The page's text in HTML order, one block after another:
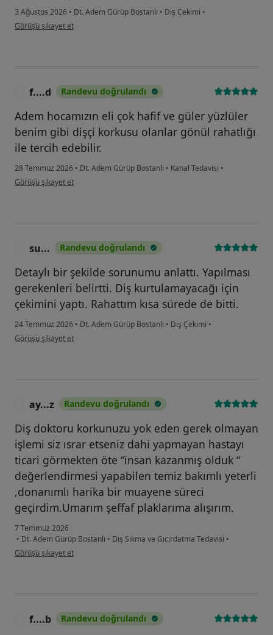
3 Ağustos 2026 • Dt. Adem Gürüp Bostanlı • Diş Çekimi •
kullanıcının görüşüne göre ne...z
Görüşü şikayet et
f....d Randevu doğrulandı
Adem hocamızın eli çok hafif ve güler yüzlüler
benim gibi dişçi korkusu olanlar gönül rahatlığı
ile tercih edebilir.
28 Temmuz 2026 • Dt. Adem Gürüp Bostanlı • Kanal Tedavisi •
kullanıcının görüşüne göre f....d
Görüşü şikayet et
su... Randevu doğrulandı
Detaylı bir şekilde sorunumu anlattı. Yapılması
gerekenleri belirtti. Diş kurtulamayacağı için
çekimini yaptı. Rahattım kısa sürede de bitti.
24 Temmuz 2026 • Dt. Adem Gürüp Bostanlı • Diş Çekimi •
kullanıcının görüşüne göre su...
Görüşü şikayet et
ay...z Randevu doğrulandı
Diş doktoru korkunuzu yok eden gerek olmayan
işlemi siz ısrar etseniz dahi yapmayan hastayı
ticari görmekten öte “insan kazanmış olduk “
değerlendirmesi yapabilen temiz bakımlı yeterli
,donanımlı harika bir muayene süreci
geçirdim.Umarım şeffaf plaklarıma alışırım.
7 Temmuz 2026
• Dt. Adem Gürüp Bostanlı • Diş Sıkma ve Gıcırdatma Tedavisi •
kullanıcının görüşüne göre ay...z
Görüşü şikayet et
f....b Randevu doğrulandı